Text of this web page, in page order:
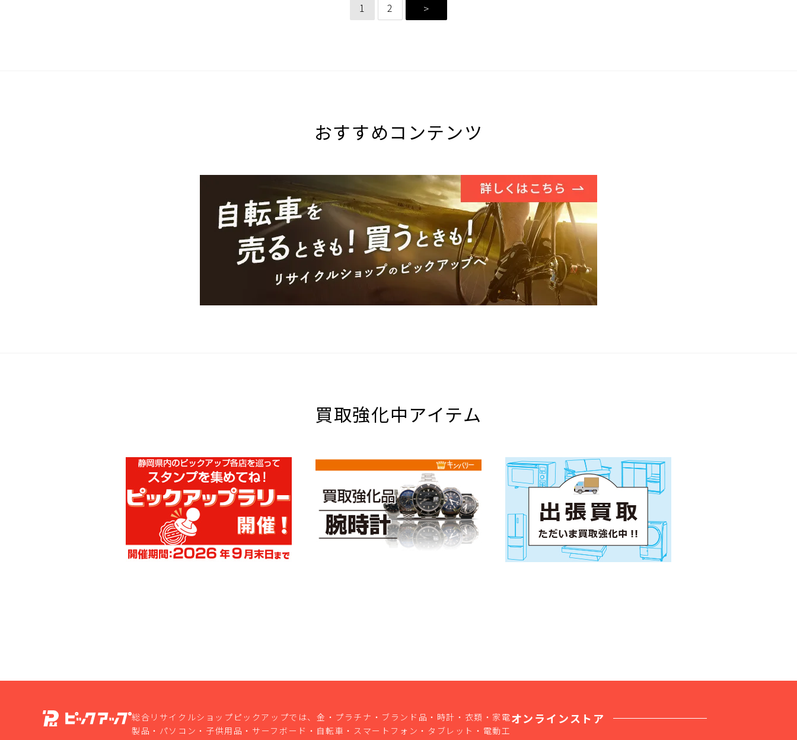
1 2 >
おすすめコンテンツ
買取強化中アイテム
総合リサイクルショップピックアップでは、金・プラチナ・ブランド品・時計・衣類・家電
製品・パソコン・子供用品・サーフボード・自転車・スマートフォン・タブレット・電動工
オンラインストア